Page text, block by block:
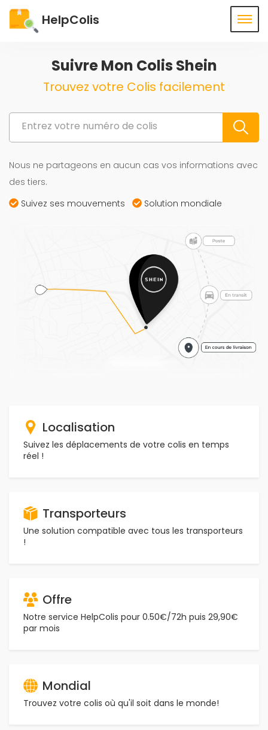
HelpColis
Suivre Mon Colis Shein
Trouvez votre Colis facilement
Nous ne partageons en aucun cas vos informations avec
des tiers.
Suivez ses mouvements
Solution mondiale
Localisation
Suivez les déplacements de votre colis en temps
réel !
Transporteurs
Une solution compatible avec tous les transporteurs
!
Offre
Notre service HelpColis pour 0.50€/72h puis 29,90€
par mois
Mondial
Trouvez votre colis où qu'il soit dans le monde!